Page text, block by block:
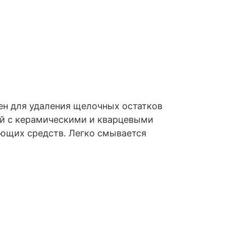
для удаления щелочных остатков
с керамическими и кварцевыми
средств. Легко смывается